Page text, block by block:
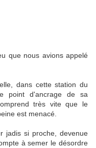
que nous avions appelé
dans cette station du
point d'ancrage de sa
très vite que le
est menacé.
jadis si proche, devenue
à semer le désordre